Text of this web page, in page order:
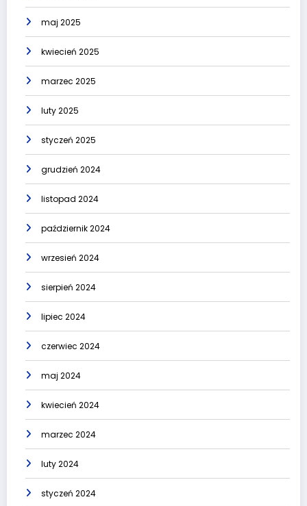
maj 2025
kwiecień 2025
marzec 2025
luty 2025
styczeń 2025
grudzień 2024
listopad 2024
październik 2024
wrzesień 2024
sierpień 2024
lipiec 2024
czerwiec 2024
maj 2024
kwiecień 2024
marzec 2024
luty 2024
styczeń 2024